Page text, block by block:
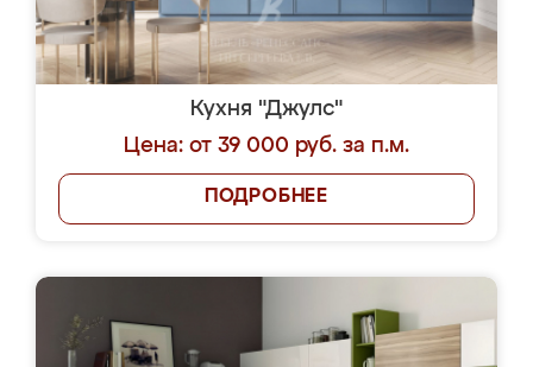
Кухня "Джулс"
Цена: от 39 000 руб. за п.м.
ПОДРОБНЕЕ